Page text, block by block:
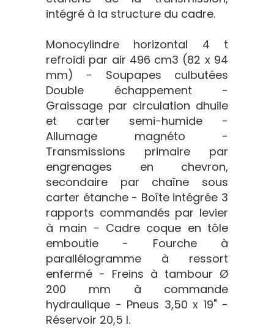
intégré à la structure du cadre.
Monocylindre horizontal 4 t
refroidi par air 496 cm3 (82 x 94
mm) - Soupapes culbutées
Double échappement -
Graissage par circulation dhuile
et carter semi-humide -
Allumage magnéto -
Transmissions primaire par
engrenages en chevron,
secondaire par chaîne sous
carter étanche - Boîte intégrée 3
rapports commandés par levier
à main - Cadre coque en tôle
emboutie - Fourche à
parallélogramme à ressort
enfermé - Freins à tambour Ø
200 mm à commande
hydraulique - Pneus 3,50 x 19" -
Réservoir 20,5 l.